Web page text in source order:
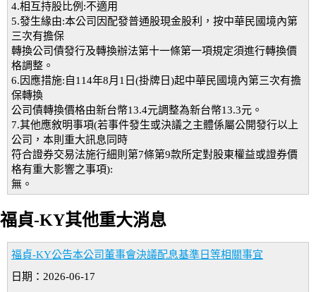
4.相互持股比例:不適用
5.發生緣由:本公司因配發普通股現金股利，按中華民國境內第
三次有擔保
轉換公司債發行及轉換辦法第十一條第一項規定須進行轉換價
格調整。
6.因應措施:自114年8月1日(掛牌日)起中華民國境內第三次有擔
保轉換
公司債轉換價格由新台幣13.4元調整為新台幣13.3元。
7.其他應敘明事項(若事件發生或決議之主體係屬公開發行以上
公司，本則重大訊息同時
符合證券交易法施行細則第7條第9款所定對股東權益或證券價
格有重大影響之事項):
無。
福貞-KY其他重大消息
福貞-KY公告本公司董事會決議配息基準日等相關事宜
日期：2026-06-17